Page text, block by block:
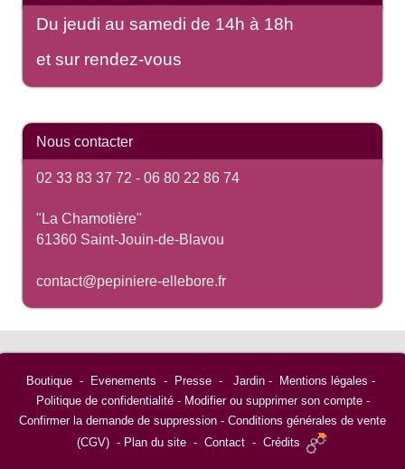
Du jeudi au samedi de 14h à 18h
et sur rendez-vous
Nous contacter
02 33 83 37 72 - 06 80 22 86 74
"La Chamotière"
61360 Saint-Jouin-de-Blavou
contact@pepiniere-ellebore.fr
Boutique - Evenements - Presse - Jardin - Mentions légales -
Politique de confidentialité- Modifier ou supprimer son compte-
Confirmer la demande de suppression - Conditions générales de vente
(CGV) - Plan du site - Contact - Crédits